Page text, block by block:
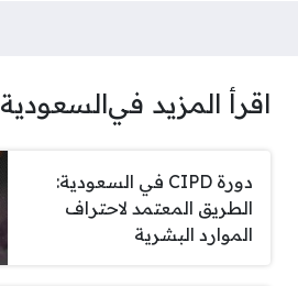
اقرأ المزيد فيالسعودية
دورة CIPD في السعودية:
الطريق المعتمد لاحتراف
الموارد البشرية